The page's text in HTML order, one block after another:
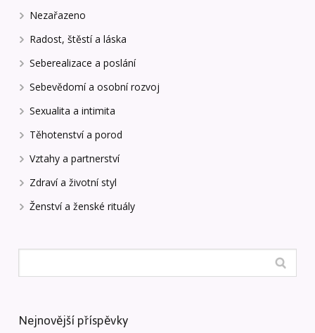
Nezařazeno
Radost, štěstí a láska
Seberealizace a poslání
Sebevědomí a osobní rozvoj
Sexualita a intimita
Těhotenství a porod
Vztahy a partnerství
Zdraví a životní styl
Ženství a ženské rituály
Nejnovější příspěvky